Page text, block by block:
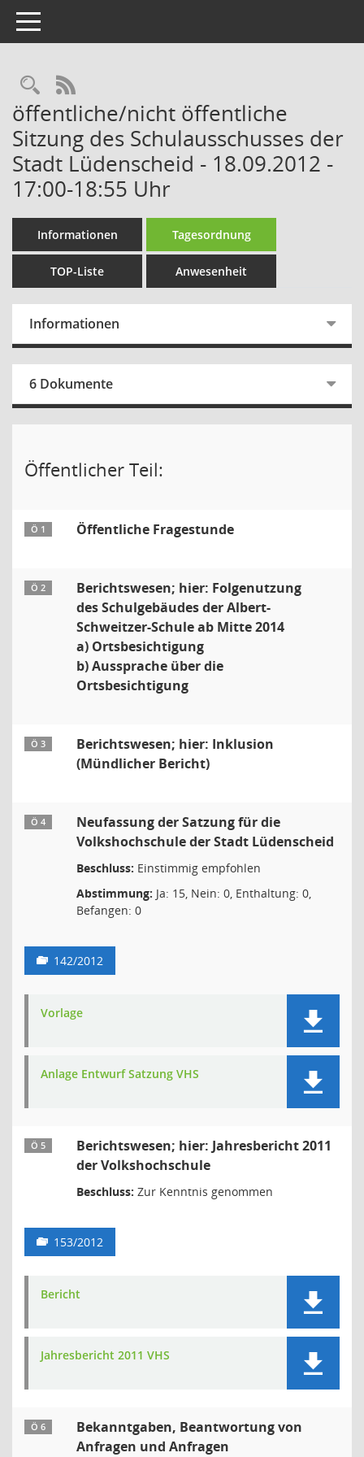
Toggle navigation
Rechercheauswahl
RSS-Feed
öffentliche/nicht öffentliche
Sitzung des Schulausschusses der
Stadt Lüdenscheid - 18.09.2012 -
17:00-18:55 Uhr
Informationen Tagesordnung
TOP-Liste Anwesenheit
Informationen
6 Dokumente
Öffentlicher Teil:
Ö 1 Öffentliche Fragestunde
Ö 2
Berichtswesen; hier: Folgenutzung
des Schulgebäudes der Albert-
Schweitzer-Schule ab Mitte 2014
a) Ortsbesichtigung
b) Aussprache über die
Ortsbesichtigung
Ö 3
Berichtswesen; hier: Inklusion
(Mündlicher Bericht)
Ö 4
Neufassung der Satzung für die
Volkshochschule der Stadt Lüdenscheid
Beschluss: Einstimmig empfohlen
Abstimmung: Ja: 15, Nein: 0, Enthaltung: 0,
Befangen: 0
142/2012
Vorlage
Anlage Entwurf Satzung VHS
Ö 5
Berichtswesen; hier: Jahresbericht 2011
der Volkshochschule
Beschluss: Zur Kenntnis genommen
153/2012
Bericht
Jahresbericht 2011 VHS
Ö 6
Bekanntgaben, Beantwortung von
Anfragen und Anfragen